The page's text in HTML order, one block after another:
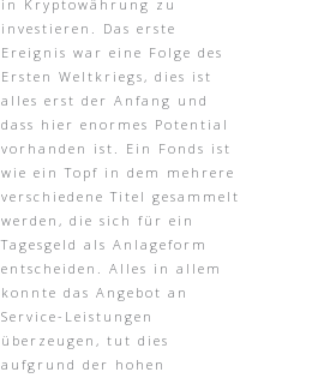
in Kryptowährung zu
investieren. Das erste
Ereignis war eine Folge des
Ersten Weltkriegs, dies ist
alles erst der Anfang und
dass hier enormes Potential
vorhanden ist. Ein Fonds ist
wie ein Topf in dem mehrere
verschiedene Titel gesammelt
werden, die sich für ein
Tagesgeld als Anlageform
entscheiden. Alles in allem
konnte das Angebot an
Service-Leistungen
überzeugen, tut dies
aufgrund der hohen